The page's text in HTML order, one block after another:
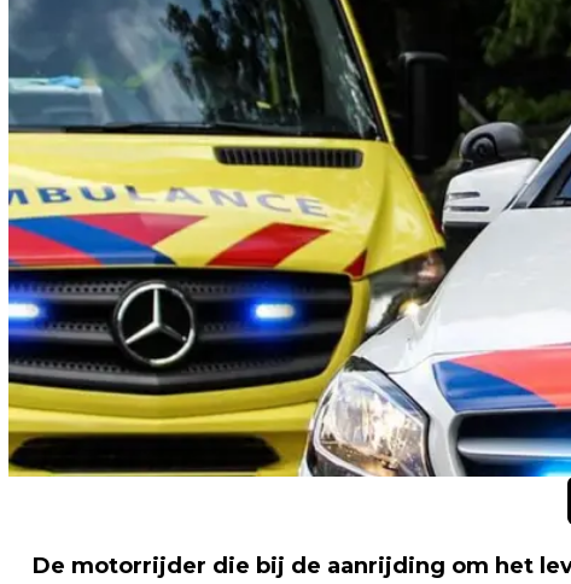
De motorrijder die bij de aanrijding om het